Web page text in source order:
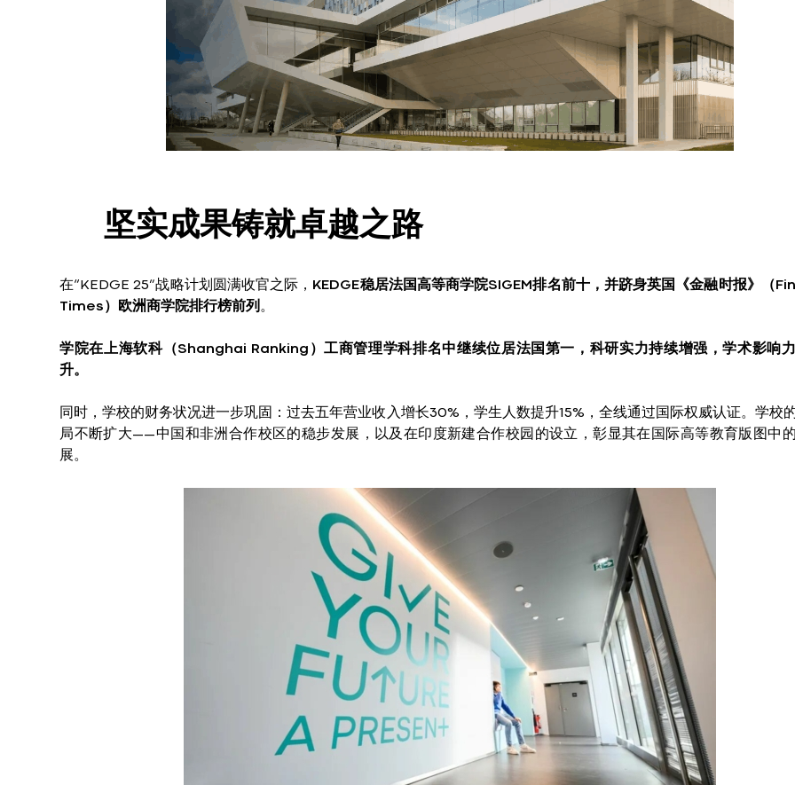
坚实成果铸就卓越之路
在“KEDGE 25”战略计划圆满收官之际，
KEDGE稳居法国高等商学院SIGEM排名前十，并跻身英国《金融时报》（
Times）欧洲商学院排行榜前列 。
学院在上海软科（Shanghai Ranking）工商管理学科排名中继续位居法国第一，科研实力持续增强，学术影响
升。
同时，学校的财务状况进一步巩固：过去五年营业收入增长30%，学生人数提升15%，全线通过国际权威认证。学校
局不断扩大——中国和非洲合作校区的稳步发展，以及在印度新建合作校园的设立，彰显其在国际高等教育版图中
展。